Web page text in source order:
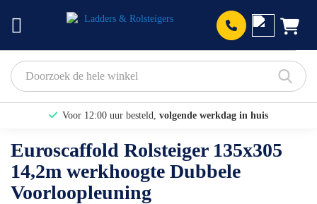
Voor 12:00 uur besteld, volgende werkdag in huis
Bekijk hier onze Actiepagina
Binnen 1 dag eengratis offerte
Euroscaffold Rolsteiger 135x305
14,2m werkhoogte Dubbele
Voorloopleuning